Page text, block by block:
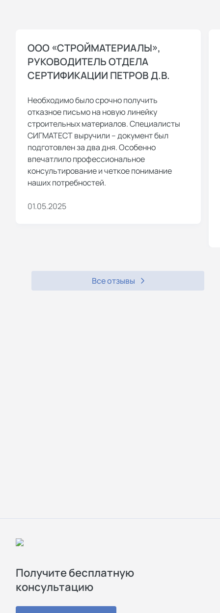
ООО «СТРОЙМАТЕРИАЛЫ»,
РУКОВОДИТЕЛЬ ОТДЕЛА
СЕРТИФИКАЦИИ ПЕТРОВ Д.В.
Необходимо было срочно получить
отказное письмо на новую линейку
строительных материалов. Специалисты
СИГМАТЕСТ выручили – документ был
подготовлен за два дня. Особенно
впечатлило профессиональное
консультирование и четкое понимание
наших потребностей.
01.05.2025
Все отзывы
Получите бесплатную
консультацию